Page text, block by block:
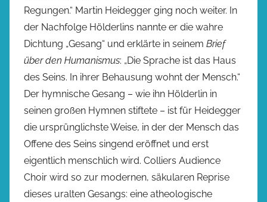
Regungen.“ Martin Heidegger ging noch weiter. In
der Nachfolge Hölderlins nannte er die wahre
Dichtung „Gesang“ und erklärte in seinem Brief
über den Humanismus: „Die Sprache ist das Haus
des Seins. In ihrer Behausung wohnt der Mensch.“
Der hymnische Gesang – wie ihn Hölderlin in
seinen großen Hymnen stiftete – ist für Heidegger
die ursprünglichste Weise, in der der Mensch das
Offene des Seins singend eröffnet und erst
eigentlich menschlich wird. Colliers Audience
Choir wird so zur modernen, säkularen Reprise
dieses uralten Gesangs: eine atheologische